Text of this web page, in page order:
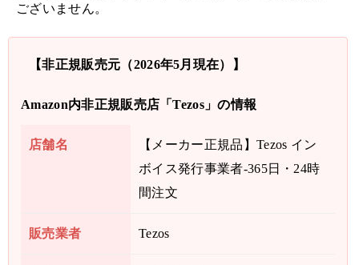
ございません。
【非正規販売元（2026年5月現在）】
Amazon内非正規販売店「Tezos」の情報
店舗名
【メーカー正規品】Tezos イン
ボイス発行事業者-365日・24時
間注文
販売業者 Tezos